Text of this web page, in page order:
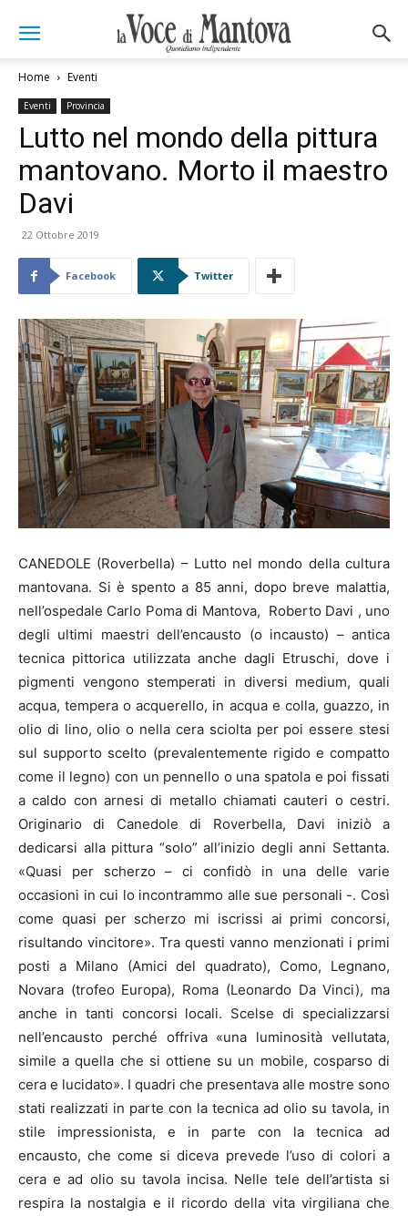
Home Eventi
Eventi Provincia
Lutto nel mondo della pittura
mantovano. Morto il maestro
Davi
22 Ottobre 2019
Facebook Twitter
CANEDOLE (Roverbella) – Lutto nel mondo della cultura
mantovana. Si è spento a 85 anni, dopo breve malattia,
nell’ospedale Carlo Poma di Mantova, Roberto Davi , uno
degli ultimi maestri dell’encausto (o incausto) – antica
tecnica pittorica utilizzata anche dagli Etruschi, dove i
pigmenti vengono stemperati in diversi medium, quali
acqua, tempera o acquerello, in acqua e colla, guazzo, in
olio di lino, olio o nella cera sciolta per poi essere stesi
sul supporto scelto (prevalentemente rigido e compatto
come il legno) con un pennello o una spatola e poi fissati
a caldo con arnesi di metallo chiamati cauteri o cestri.
Originario di Canedole di Roverbella, Davi iniziò a
dedicarsi alla pittura “solo” all’inizio degli anni Settanta.
«Quasi per scherzo – ci confidò in una delle varie
occasioni in cui lo incontrammo alle sue personali -. Così
come quasi per scherzo mi iscrissi ai primi concorsi,
risultando vincitore». Tra questi vanno menzionati i primi
posti a Milano (Amici del quadrato), Como, Legnano,
Novara (trofeo Europa), Roma (Leonardo Da Vinci), ma
anche in tanti concorsi locali. Scelse di specializzarsi
nell’encausto perché offriva «una luminosità vellutata,
simile a quella che si ottiene su un mobile, cosparso di
cera e lucidato». I quadri che presentava alle mostre sono
stati realizzati in parte con la tecnica ad olio su tavola, in
stile impressionista, e in parte con la tecnica ad
encausto, che come si diceva prevede l’uso di colori a
cera e ad olio su tavola incisa. Nelle tele dell’artista si
respira la nostalgia e il ricordo della vita virgiliana che